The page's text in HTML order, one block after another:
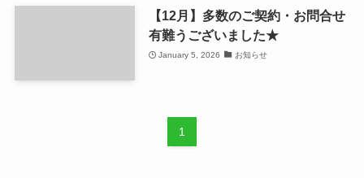
【12月】多数のご契約・お問合せ
有難うございました★
January 5, 2026 お知らせ
1